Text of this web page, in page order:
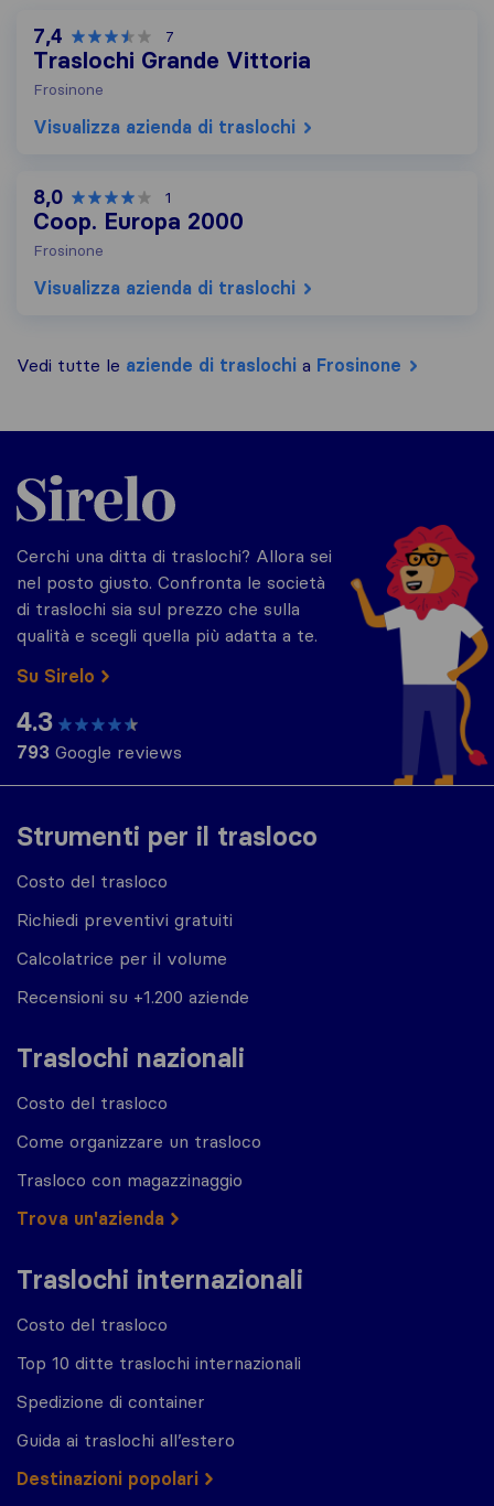
7,4 7
Traslochi Grande Vittoria
Frosinone
Visualizza azienda di traslochi
8,0 1
Coop. Europa 2000
Frosinone
Visualizza azienda di traslochi
Vedi tutte le aziende di traslochi a Frosinone
Strumenti per il trasloco
Costo del trasloco
Richiedi preventivi gratuiti
Calcolatrice per il volume
Recensioni su +1.200 aziende
Traslochi nazionali
Costo del trasloco
Come organizzare un trasloco
Trasloco con magazzinaggio
Trova un'azienda
Traslochi internazionali
Costo del trasloco
Top 10 ditte traslochi internazionali
Spedizione di container
Guida ai traslochi all’estero
Destinazioni popolari
Sirelo.it
Cerchi una ditta di traslochi? Allora sei
nel posto giusto. Confronta le società
di traslochi sia sul prezzo che sulla
qualità e scegli quella più adatta a te.
Su Sirelo
4.3
793 Google reviews